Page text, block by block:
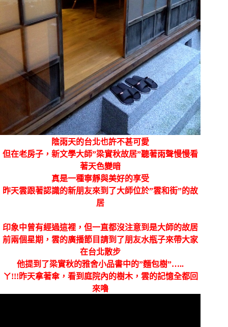
陰雨天的台北也許不甚可愛
但在老房子，新文學大師”梁實秋故居”聽著雨聲慢慢看
著天色變暗
真是一種寧靜與美好的享受
昨天雲跟著認識的新朋友來到了大師位於”雲和街”的故
居
印象中曾有經過這裡，但一直都沒注意到是大師的故居
前兩個星期，雲的廣播節目請到了朋友水瓶子來帶大家
在台北散步
他提到了梁實秋的雅舍小品書中的”麵包樹”…..
ㄚ!!!昨天拿著傘，看到庭院內的樹木，雲的記憶全都回
來嚕